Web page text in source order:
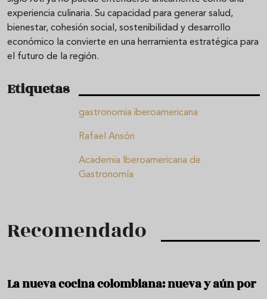
experiencia culinaria. Su capacidad para generar salud,
bienestar, cohesión social, sostenibilidad y desarrollo
económico la convierte en una herramienta estratégica para
el futuro de la región.
Etiquetas
gastronomia iberoamericana
Rafael Ansón
Academia Iberoamericana de
Gastronomía
Recomendado
La nueva cocina colombiana: nueva y aún por